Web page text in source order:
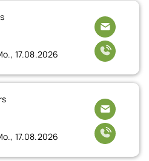
17.08.2026
17.08.2026